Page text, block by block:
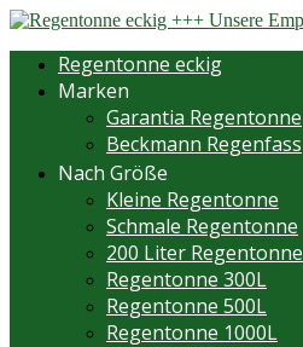
Regentonne eckig
Marken
Garantia Regentonne
Beckmann Regenfass
Nach Größe
Kleine Regentonne
Schmale Regentonne
200 Liter Regentonne
Regentonne 300L
Regentonne 500L
Regentonne 1000L